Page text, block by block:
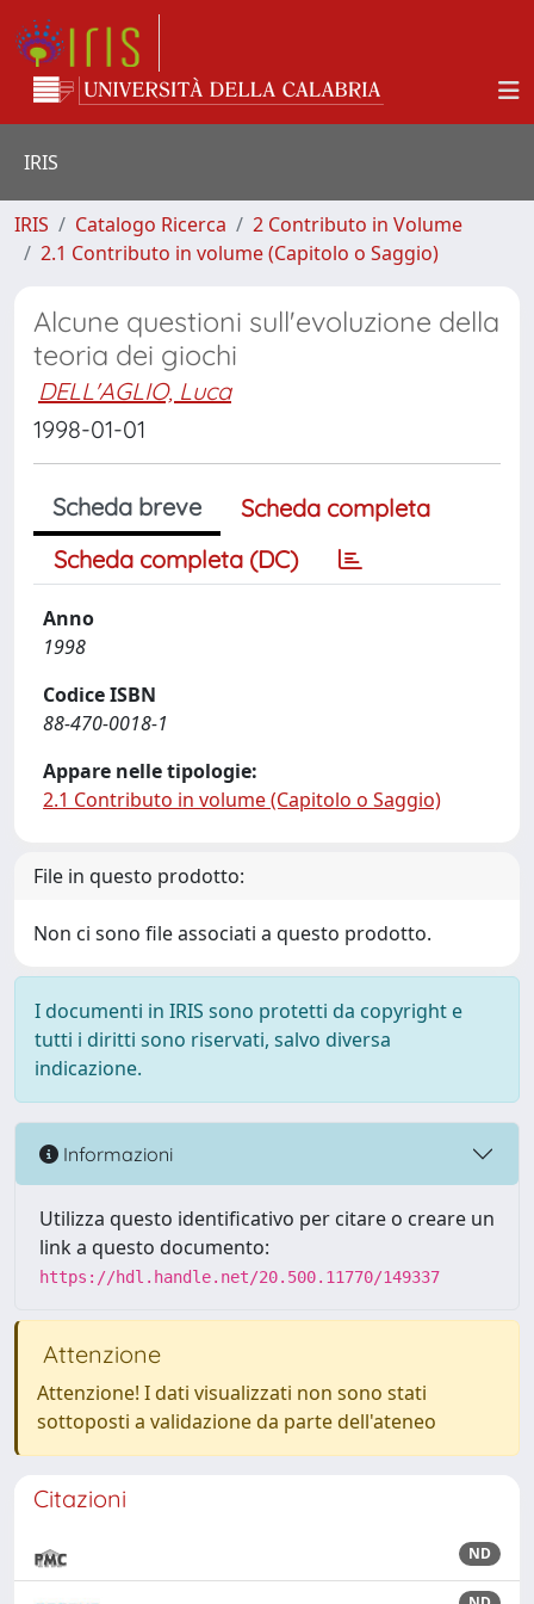
IRIS
IRIS Catalogo Ricerca
2 Contributo in Volume
2.1 Contributo in volume (Capitolo o Saggio)
Alcune questioni sull'evoluzione della
teoria dei giochi
DELL'AGLIO, Luca
1998-01-01
Scheda breve
Scheda completa
Scheda completa (DC)
Anno
1998
Codice ISBN
88-470-0018-1
Appare nelle tipologie:
2.1 Contributo in volume (Capitolo o Saggio)
File in questo prodotto:
Non ci sono file associati a questo prodotto.
I documenti in IRIS sono protetti da copyright e
tutti i diritti sono riservati, salvo diversa
indicazione.
Informazioni
Utilizza questo identificativo per citare o creare un
link a questo documento:
https://hdl.handle.net/20.500.11770/149337
Attenzione
Attenzione! I dati visualizzati non sono stati
sottoposti a validazione da parte dell'ateneo
Citazioni
ND